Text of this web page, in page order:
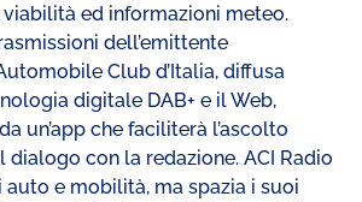
ed informazioni meteo.
dell’emittente
Club d’Italia, diffusa
digitale DAB+ e il Web,
un’app che faciliterà l’ascolto
dialogo con la redazione. ACI Radio
e mobilità, ma spazia i suoi